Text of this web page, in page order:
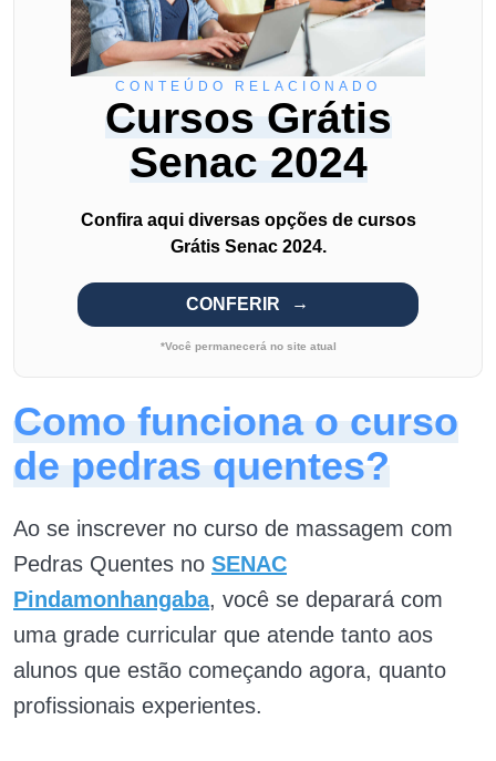
CONTEÚDO RELACIONADO
Cursos Grátis
Senac 2024
Confira aqui diversas opções de cursos
Grátis Senac 2024.
CONFERIR
*Você permanecerá no site atual
Como funciona o curso
de pedras quentes?
Ao se inscrever no curso de massagem com
Pedras Quentes no SENAC
Pindamonhangaba, você se deparará com
uma grade curricular que atende tanto aos
alunos que estão começando agora, quanto
profissionais experientes.